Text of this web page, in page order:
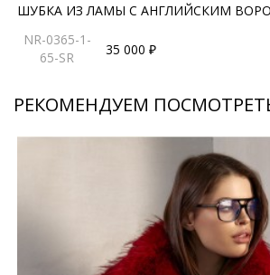
ШУБКА ИЗ ЛАМЫ С АНГЛИЙСКИМ
NR-0365-1-
65-SR
35 000 ₽
РЕКОМЕНДУЕМ